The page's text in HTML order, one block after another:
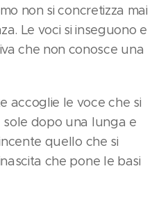
non si concretizza mai
Le voci si inseguono e
che non conosce una
accoglie le voce che si
sole dopo una lunga e
quello che si
che pone le basi